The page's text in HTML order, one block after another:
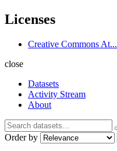
Licenses
Creative Commons At...
close
Datasets
Activity Stream
About
Order by